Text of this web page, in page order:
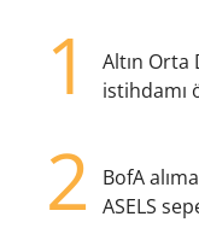
1
Altın Orta
istihdamı
2
BofA
ASELS